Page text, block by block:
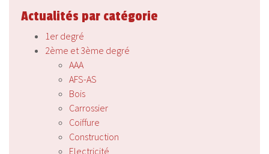
Actualités par catégorie
1er degré
2ème et 3ème degré
AAA
AFS-AS
Bois
Carrossier
Coiffure
Construction
Electricité